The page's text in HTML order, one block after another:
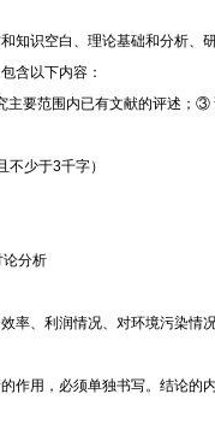
知识空白、理论基础和分析
含以下内容：
要范围内已有文献的评述；
不少于3千字）
分析
率、利润情况、对环境污染情
作用，必须单独书写。结论